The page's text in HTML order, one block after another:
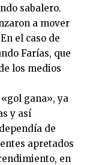
sabalero.
a mover
el caso de
Farías, que
los medios
gana», ya
y así
de
apretados
en